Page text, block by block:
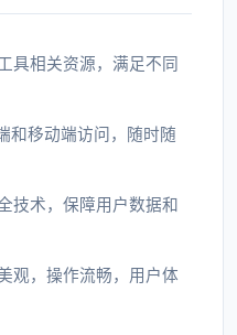
具相关资源，满足不同
和移动端访问，随时随
技术，保障用户数据和
观，操作流畅，用户体